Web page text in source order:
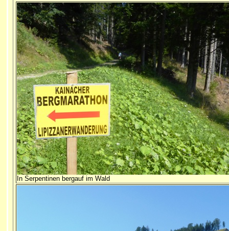
In Serpentinen bergauf im Wald